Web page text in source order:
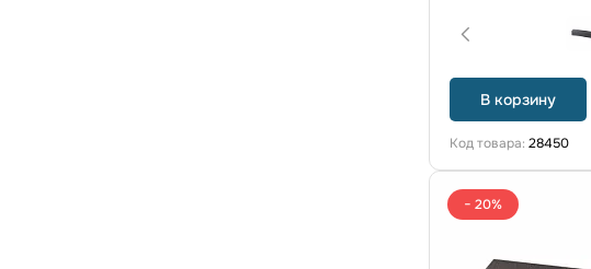
В корзину
Код товара:28450
− 20%